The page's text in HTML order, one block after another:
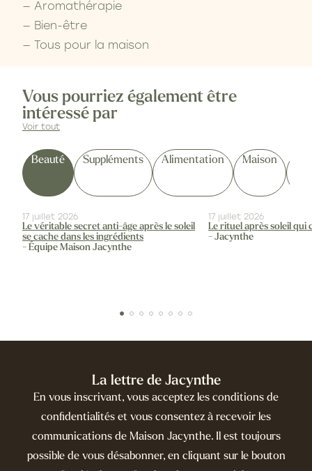
— Aromathérapie
— Bien-être
— Tous pour la maison
Vous pourriez également être
intéressé par
Voir tout
Beauté Suppléments Alimentation Maison
17 juillet 2026
Le véritable secret anti-âge après le soleil
se cache dans les ingrédients
- Équipe Maison Jacynthe
17 juillet 2026
Le rituel après soleil qui
- Jacynthe
La lettre de Jacynthe
En vous inscrivant, vous acceptez les conditions de
confidentialités et vous consentez à recevoir les
communications de Maison Jacynthe. Il est toujours
possible de vous désabonner, en cliquant sur le bouton